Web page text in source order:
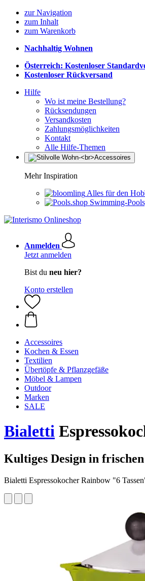
zur Navigation
zum Inhalt
zum Warenkorb
Nachhaltig Wohnen
Österreich: Kostenloser
Kostenloser Rückversand
Hilfe
Wo ist meine Bestellung?
Rücksendungen
Versandkosten
Zahlungsmöglichkeiten
Kontakt
Alle Hilfe-Themen
Mehr Inspiration
Alles für den
Swimming-
Anmelden
Jetzt anmelden
Bist du neu hier?
Konto erstellen
Accessoires
Kochen & Essen
Textilien
Übertöpfe & Pflanzgefäße
Möbel & Lampen
Outdoor
Marken
SALE
Bialetti
Kultiges Design in
Bialetti Espressokocher Rainbow "6